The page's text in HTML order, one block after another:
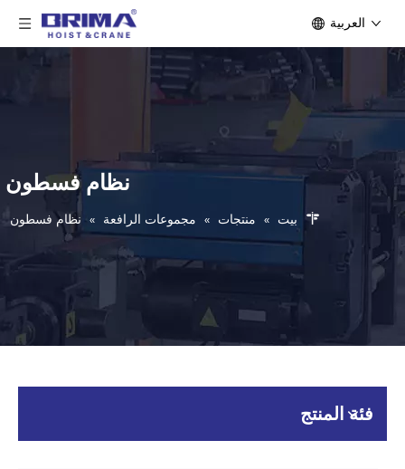
العربية
نظام فسطون
بيت » منتجات » مجموعات الرافعة » نظام فسطون
فئة المنتج